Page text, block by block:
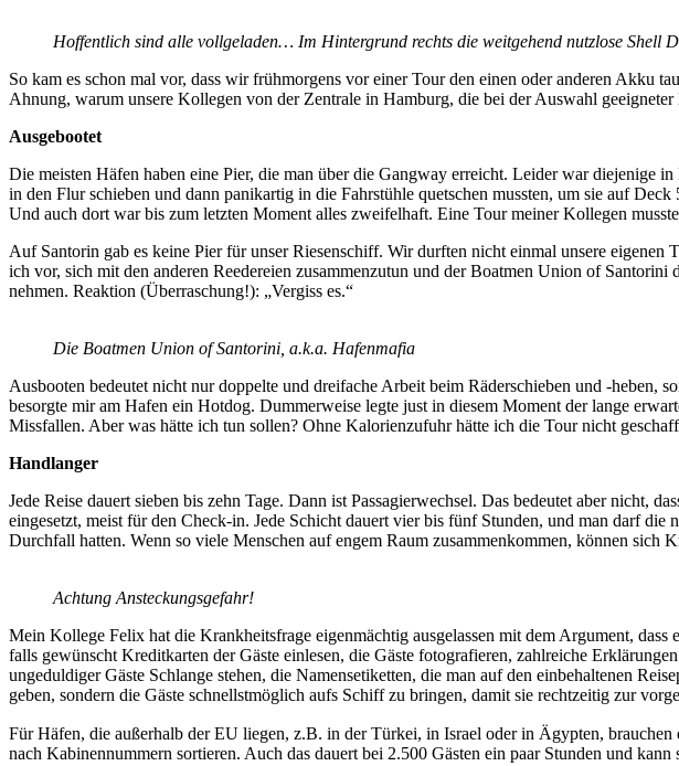
Hoffentlich sind alle vollgeladen… Im Hintergrund rechts die weitgehend nutzlose Shell
So kam es schon mal vor, dass wir frühmorgens vor einer Tour den einen oder anderen Akku
Ahnung, warum unsere Kollegen von der Zentrale in Hamburg, die bei der Auswahl
Ausgebootet
Die meisten Häfen haben eine Pier, die man über die Gangway erreicht. Leider war diejenige
in den Flur schieben und dann panikartig in die Fahrstühle quetschen mussten, um sie auf
Und auch dort war bis zum letzten Moment alles zweifelhaft. Eine Tour meiner Kollegen
Auf Santorin gab es keine Pier für unser Riesenschiff. Wir durften nicht einmal unsere
ich vor, sich mit den anderen Reedereien zusammenzutun und der Boatmen Union of
nehmen. Reaktion (Überraschung!): „Vergiss es.“
Die Boatmen Union of Santorini, a.k.a. Hafenmafia
Ausbooten bedeutet nicht nur doppelte und dreifache Arbeit beim Räderschieben und -
besorgte mir am Hafen ein Hotdog. Dummerweise legte just in diesem Moment der lange
Missfallen. Aber was hätte ich tun sollen? Ohne Kalorienzufuhr hätte ich die Tour nicht
Handlanger
Jede Reise dauert sieben bis zehn Tage. Dann ist Passagierwechsel. Das bedeutet aber nicht,
eingesetzt, meist für den Check-in. Jede Schicht dauert vier bis fünf Stunden, und man darf
Durchfall hatten. Wenn so viele Menschen auf engem Raum zusammenkommen, können sich
Achtung Ansteckungsgefahr!
Mein Kollege Felix hat die Krankheitsfrage eigenmächtig ausgelassen mit dem Argument,
falls gewünscht Kreditkarten der Gäste einlesen, die Gäste fotografieren, zahlreiche
ungeduldiger Gäste Schlange stehen, die Namensetiketten, die man auf den einbehaltenen
geben, sondern die Gäste schnellstmöglich aufs Schiff zu bringen, damit sie rechtzeitig zur
Für Häfen, die außerhalb der EU liegen, z.B. in der Türkei, in Israel oder in Ägypten,
nach Kabinennummern sortieren. Auch das dauert bei 2.500 Gästen ein paar Stunden und